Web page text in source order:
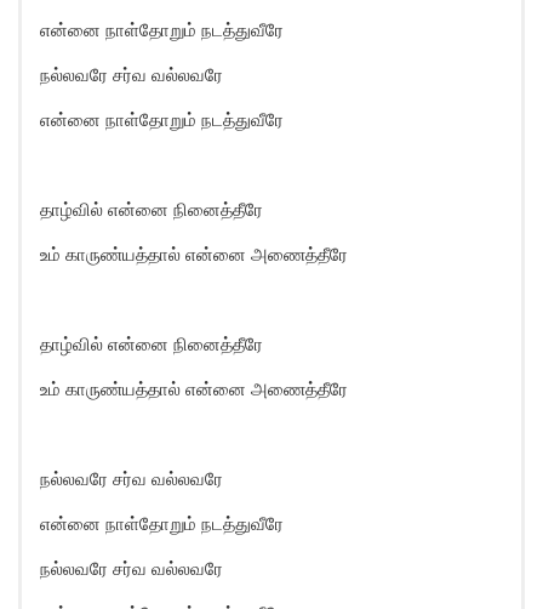
என்னை நாள்தோறும் நடத்துவீரே
நல்லவரே சர்வ வல்லவரே
என்னை நாள்தோறும் நடத்துவீரே
தாழ்வில் என்னை நினைத்தீரே
உம் காருண்யத்தால் என்னை அணைத்தீரே
தாழ்வில் என்னை நினைத்தீரே
உம் காருண்யத்தால் என்னை அணைத்தீரே
நல்லவரே சர்வ வல்லவரே
என்னை நாள்தோறும் நடத்துவீரே
நல்லவரே சர்வ வல்லவரே